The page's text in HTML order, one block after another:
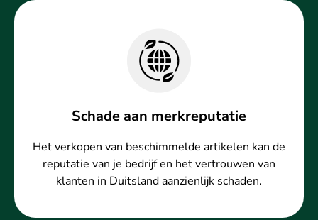
Schade aan merkreputatie
Het verkopen van beschimmelde artikelen kan de
reputatie van je bedrijf en het vertrouwen van
klanten in Duitsland aanzienlijk schaden.